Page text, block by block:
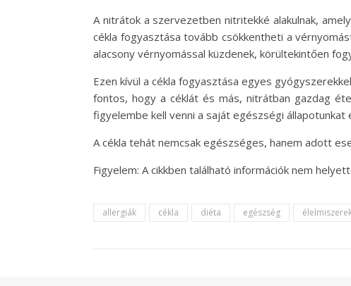
A nitrátok a szervezetben nitritekké alakulnak,
cékla fogyasztása tovább csökkentheti a
alacsony vérnyomással küzdenek, körültekintően
Ezen kívül a cékla fogyasztása egyes
fontos, hogy a céklát és más, nitrátban gazdag
figyelembe kell venni a saját egészségi állapotunkat
A cékla tehát nemcsak egészséges, hanem adott
Figyelem: A cikkben található információk nem
allergiák cékla diéta egészség